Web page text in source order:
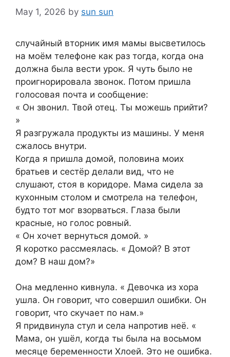
May 1, 2026 by sun sun
случайный вторник имя мамы высветилось
на моём телефоне как раз тогда, когда она
должна была вести урок. Я чуть было не
проигнорировала звонок. Потом пришла
голосовая почта и сообщение:
« Он звонил. Твой отец. Ты можешь прийти?
»
Я разгружала продукты из машины. У меня
сжалось внутри.
Когда я пришла домой, половина моих
братьев и сестёр делали вид, что не
слушают, стоя в коридоре. Мама сидела за
кухонным столом и смотрела на телефон,
будто тот мог взорваться. Глаза были
красные, но голос ровный.
« Он хочет вернуться домой. »
Я коротко рассмеялась. « Домой? В этот
дом? В наш дом?»
Она медленно кивнула. « Девочка из хора
ушла. Он говорит, что совершил ошибки. Он
говорит, что скучает по нам.»
Я придвинула стул и села напротив неё. «
Мама, он ушёл, когда ты была на восьмом
месяце беременности Хлоей. Это не ошибка.